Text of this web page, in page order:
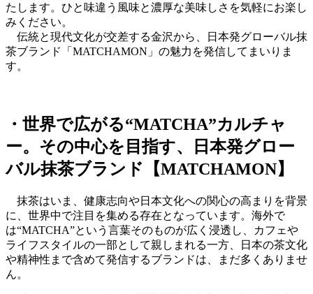
たします。ひと味違う風味と濃厚な美味しさを気軽にお楽し
みください。
伝統と現代文化が交差する金沢から、日本発グローバル抹
茶ブランド「MATCHAMON」の魅力を発信してまいりま
す。
・ 世界で広がる“MATCHA”カルチャ
ー。その中心を目指す、日本発グロー
バル抹茶ブランド【MATCHAMON】
抹茶はいま、健康志向や日本文化への関心の高まりを背景
に、世界中で注目を集める存在となっています。海外で
は“MATCHA”という言葉そのものが広く浸透し、カフェや
ライフスタイルの一部として親しまれる一方、日本の茶文化
や精神性まで含めて発信するブランドは、まだ多くありませ
ん。